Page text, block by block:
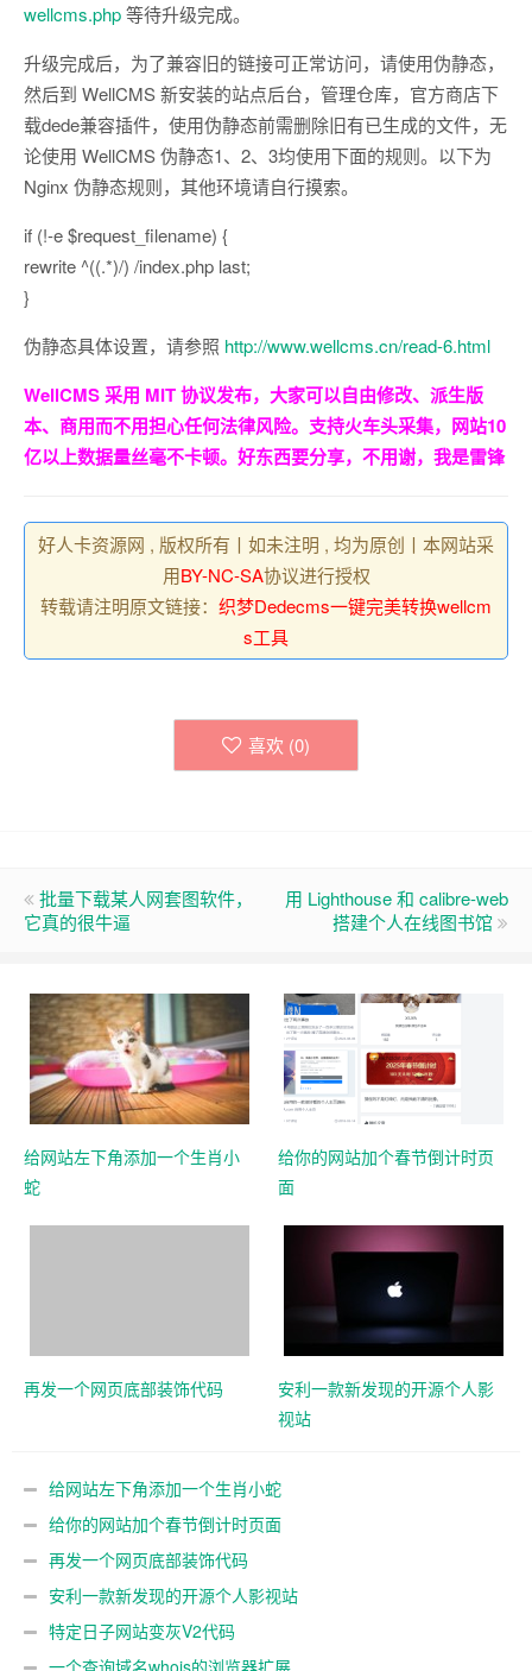
wellcms.php等待升级完成。
升级完成后，为了兼容旧的链接可正常访问，请使用伪静态，
然后到 WellCMS 新安装的站点后台，管理仓库，官方商店下
载dede兼容插件，使用伪静态前需删除旧有已生成的文件，无
论使用 WellCMS 伪静态1、2、3均使用下面的规则。以下为
Nginx 伪静态规则，其他环境请自行摸索。
if (!-e $request_filename) {
rewrite ^((.*)/) /index.php last;
}
伪静态具体设置，请参照 http://www.wellcms.cn/read-6.html
WellCMS 采用 MIT 协议发布，大家可以自由修改、派生版
本、商用而不用担心任何法律风险。支持火车头采集，网站10
亿以上数据量丝毫不卡顿。好东西要分享，不用谢，我是雷锋
好人卡资源网 , 版权所有丨如未注明 , 均为原创丨本网站采
用BY-NC-SA协议进行授权
转载请注明原文链接： 织梦Dedecms一键完美转换wellcm
s工具
喜欢 (0)
批量下载某人网套图软件，
它真的很牛逼
用 Lighthouse 和 calibre-web
搭建个人在线图书馆
给网站左下角添加一个生肖小
蛇
给你的网站加个春节倒计时页
面
再发一个网页底部装饰代码
安利一款新发现的开源个人影
视站
给网站左下角添加一个生肖小蛇
给你的网站加个春节倒计时页面
再发一个网页底部装饰代码
安利一款新发现的开源个人影视站
特定日子网站变灰V2代码
一个查询域名whois的浏览器扩展